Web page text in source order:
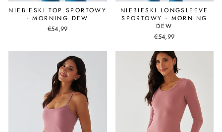
NIEBIESKI TOP SPORTOWY
- MORNING DEW
€54,99
NIEBIESKI LONGSLEEVE
SPORTOWY - MORNING
DEW
€54,99